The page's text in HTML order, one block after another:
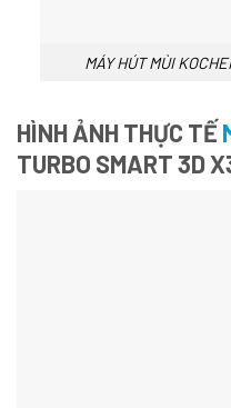
MÁY HÚT MÙI
HÌNH ẢNH THỰC TẾ
TURBO SMART 3D